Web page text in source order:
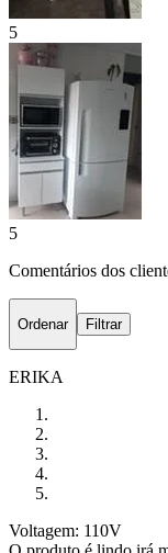
5
5
Comentários dos
Ordenar Filtrar
ERIKA
Voltagem: 110V